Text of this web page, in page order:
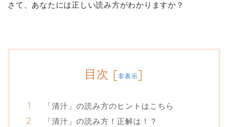
さて、あなたには正しい読み方がわかりますか？
目次 [非表示]
「清汁」の読み方のヒントはこちら
「清汁」の読み方！正解は！？